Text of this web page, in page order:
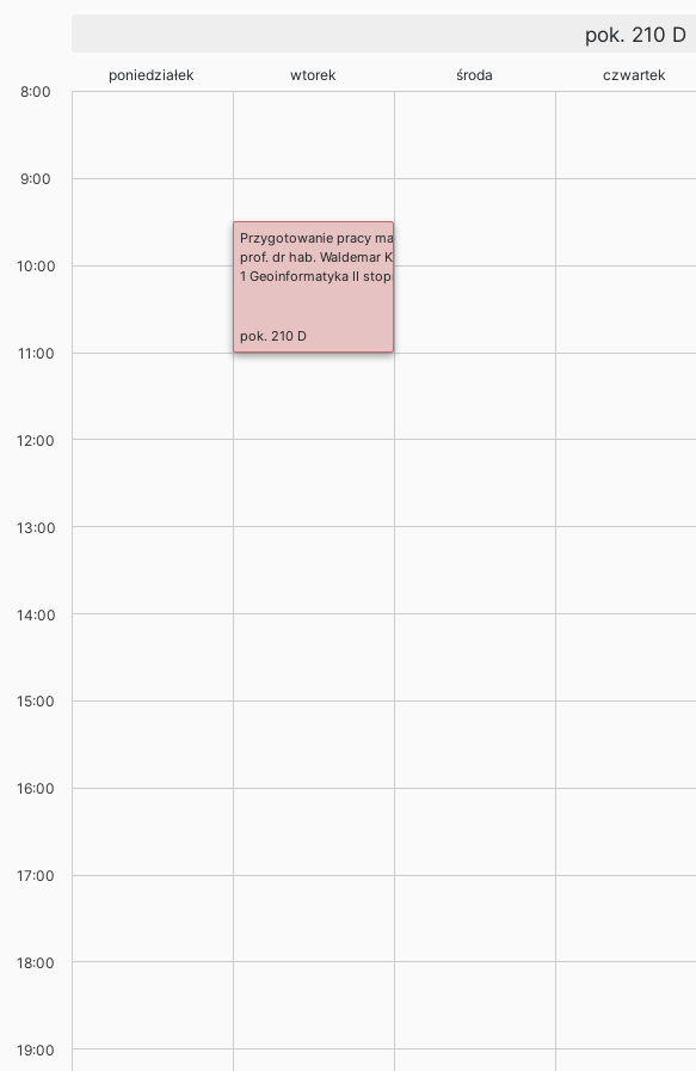
pok. 210 D
8:00
9:00
10:00
11:00
12:00
13:00
14:00
15:00
16:00
17:00
18:00
19:00
poniedziałek wtorek środa czwartek
Przygotowanie pracy magisterskiej
prof. dr hab. Waldemar Kociuba
1 Geoinformatyka II stopnia stacjonarne
pok. 210 D